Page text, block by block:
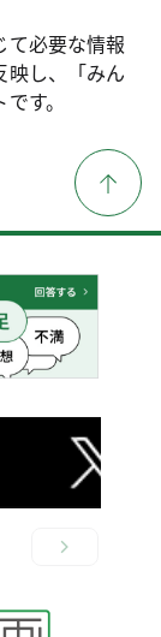
て必要な情報
映し、「みん
す。